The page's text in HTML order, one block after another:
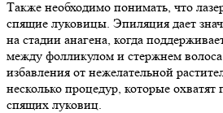
Также необходимо понимать, что
спящие луковицы. Эпиляция дает
на стадии анагена, когда
между фолликулом и стержнем
избавления от нежелательной
несколько процедур, которые
спящих луковиц.